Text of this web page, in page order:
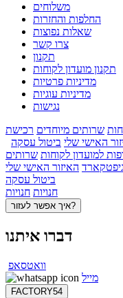
משלוחים
החלפות והחזרות
שאלות נפוצות
צרו קשר
תקנון
תקנון מועדון לקוחות
מדיניות פרטיות
מדיניות עוגיות
נגישות
שרותים מיוחדים רכישת
האישי שלי ביטול עסקה
למועדון לקוחות שרותים
האיזור האישי שלי
ביטול עסקה
חנויות חנויות
איך אפשר לעזור?
דברו איתנו
וואטסאפ
מייל
FACTORY54